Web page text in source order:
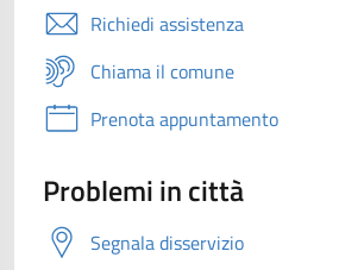
Richiedi assistenza
Chiama il comune
Prenota appuntamento
Problemi in città
Segnala disservizio